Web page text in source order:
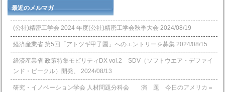
最近のメルマガ
(公社)精密工学会 2024 年度(公社)精密工学会秋季大会 2024/08/19
経済産業省 第5回「アトツギ甲子園」へのエントリーを募集 2024/08/15
経済産業省 政策特集モビリティDX vol.2 SDV（ソフトウエア・デファイ
ンド・ビークル）開発、
2024/08/13
研究・イノベーション学会 人材問題分科会 演 題 今日のアメリカ＝